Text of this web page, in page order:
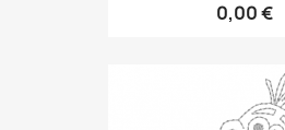
0,00 €